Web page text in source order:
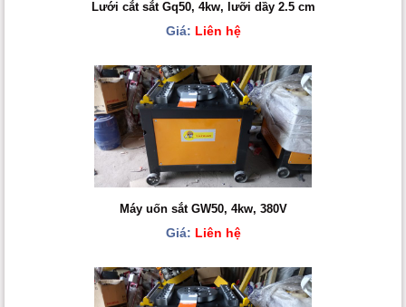
Lưới cắt sắt Gq50, 4kw, lưỡi dầy 2.5 cm
Giá: Liên hệ
Máy uốn sắt GW50, 4kw, 380V
Giá: Liên hệ